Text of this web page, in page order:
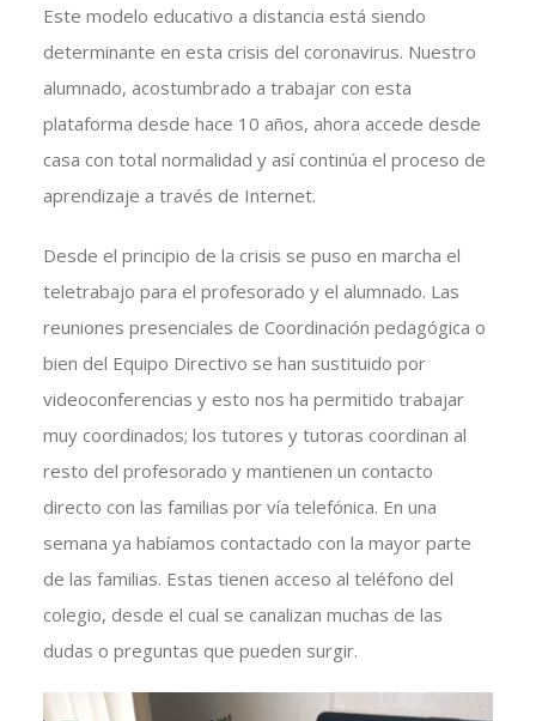
Este modelo educativo a distancia está siendo
determinante en esta crisis del coronavirus. Nuestro
alumnado, acostumbrado a trabajar con esta
plataforma desde hace 10 años, ahora accede desde
casa con total normalidad y así continúa el proceso de
aprendizaje a través de Internet.
Desde el principio de la crisis se puso en marcha el
teletrabajo para el profesorado y el alumnado. Las
reuniones presenciales de Coordinación pedagógica o
bien del Equipo Directivo se han sustituido por
videoconferencias y esto nos ha permitido trabajar
muy coordinados; los tutores y tutoras coordinan al
resto del profesorado y mantienen un contacto
directo con las familias por vía telefónica. En una
semana ya habíamos contactado con la mayor parte
de las familias. Estas tienen acceso al teléfono del
colegio, desde el cual se canalizan muchas de las
dudas o preguntas que pueden surgir.